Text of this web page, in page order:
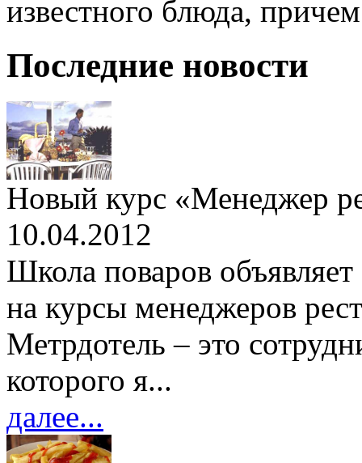
известного блюда,
Последние новости
Новый курс «Менеджер
10.04.2012
Школа поваров
на курсы менеджеров
Метрдотель – это
которого я...
далее...